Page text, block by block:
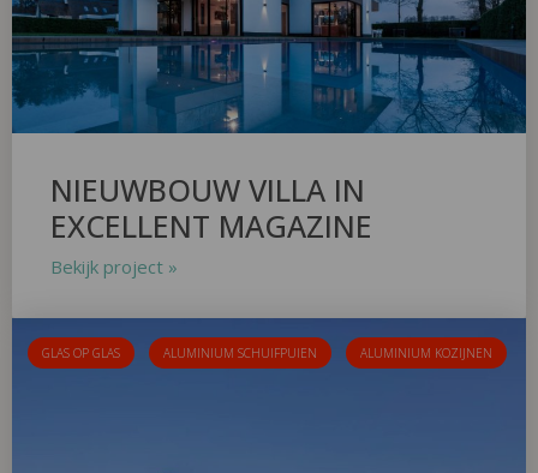
NIEUWBOUW VILLA IN
EXCELLENT MAGAZINE
Bekijk project »
GLAS OP GLAS ALUMINIUM SCHUIFPUIEN ALUMINIUM KOZIJNEN